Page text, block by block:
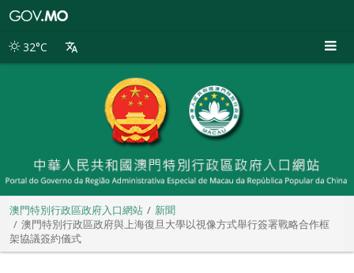
別
32°C
澳門特別行政區政府入口網站
新聞
澳門特別行政區政府與上海復旦大學以視像方式舉行簽署戰略合作框
架協議簽約儀式